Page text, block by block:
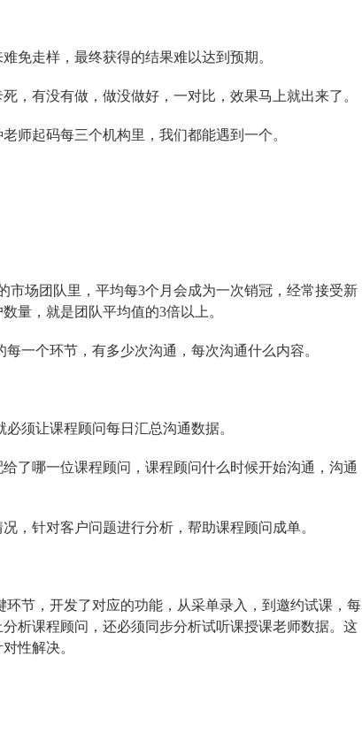
免走样，最终获得的结果难以达到预期。
，有没有做，做没做好，一对比，效果马上就出来了。
师起码每三个机构里，我们都能遇到一个。
市场团队里，平均每3个月会成为一次销冠，经常接受新
量，就是团队平均值的3倍以上。
一个环节，有多少次沟通，每次沟通什么内容。
须让课程顾问每日汇总沟通数据。
了哪一位课程顾问，课程顾问什么时候开始沟通，沟通
，针对客户问题进行分析，帮助课程顾问成单。
节，开发了对应的功能，从采单录入，到邀约试课，每
析课程顾问，还必须同步分析试听课授课老师数据。这
性解决。